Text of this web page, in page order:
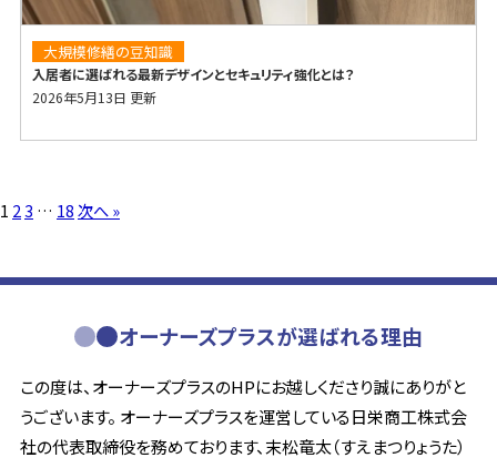
大規模修繕の豆知識
入居者に選ばれる最新デザインとセキュリティ強化とは？
2026年5月13日 更新
1 23 … 18次へ »
オーナーズプラスが選ばれる理由
この度は、オーナーズプラスのHPにお越しくださり誠にありがと
うございます。 オーナーズプラスを運営している日栄商工株式会
社の代表取締役を務めております、末松竜太（すえまつりょうた）